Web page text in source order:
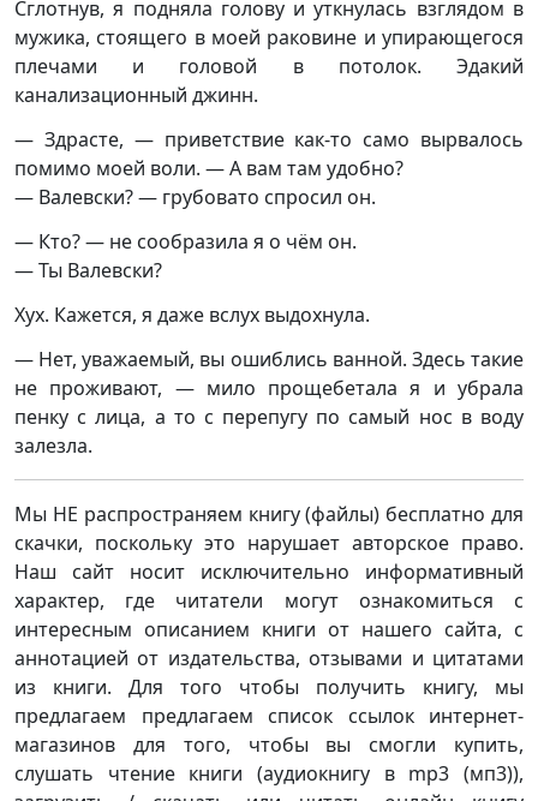
Сглотнув, я подняла голову и уткнулась взглядом в
мужика, стоящего в моей раковине и упирающегося
плечами и головой в потолок. Эдакий
канализационный джинн.
— Здрасте, — приветствие как-то само вырвалось
помимо моей воли. — А вам там удобно?
— Валевски? — грубовато спросил он.
— Кто? — не сообразила я о чём он.
— Ты Валевски?
Хух. Кажется, я даже вслух выдохнула.
— Нет, уважаемый, вы ошиблись ванной. Здесь такие
не проживают, — мило прощебетала я и убрала
пенку с лица, а то с перепугу по самый нос в воду
залезла.
Мы НЕ распространяем книгу (файлы) бесплатно для
скачки, поскольку это нарушает авторское право.
Наш сайт носит исключительно информативный
характер, где читатели могут ознакомиться с
интересным описанием книги от нашего сайта, с
аннотацией от издательства, отзывами и цитатами
из книги. Для того чтобы получить книгу, мы
предлагаем предлагаем список ссылок интернет-
магазинов для того, чтобы вы смогли купить,
слушать чтение книги (аудиокнигу в mp3 (мп3)),